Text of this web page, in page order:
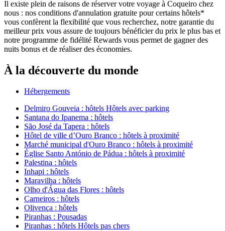
Il existe plein de raisons de réserver votre voyage à Coqueiro chez
nous : nos conditions d'annulation gratuite pour certains hôtels*
vous confèrent la flexibilité que vous recherchez, notre garantie du
meilleur prix vous assure de toujours bénéficier du prix le plus bas et
notre programme de fidélité Rewards vous permet de gagner des
nuits bonus et de réaliser des économies.
À la découverte du monde
Hébergements
Delmiro Gouveia : hôtels Hôtels avec parking
Santana do Ipanema : hôtels
São José da Tapera : hôtels
Hôtel de ville d’Ouro Branco : hôtels à proximité
Marché municipal d'Ouro Branco : hôtels à proximité
Église Santo António de Pádua : hôtels à proximité
Palestina : hôtels
Inhapi : hôtels
Maravilha : hôtels
Olho d'Água das Flores : hôtels
Carneiros : hôtels
Olivença : hôtels
Piranhas : Pousadas
Piranhas : hôtels Hôtels pas chers